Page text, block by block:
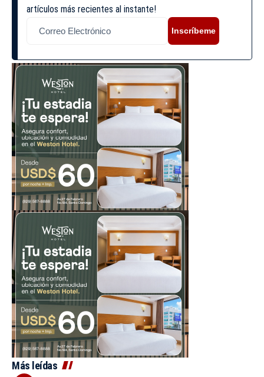
artículos más recientes al instante!
Inscríbeme
Más leídas